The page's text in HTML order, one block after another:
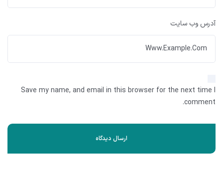
آدرس وب سایت
Save my name, and email in this browser for the next time I
comment.